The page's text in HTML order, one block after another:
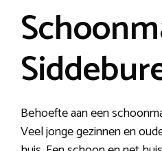
Behoefte aan een
Veel jonge gezinnen en